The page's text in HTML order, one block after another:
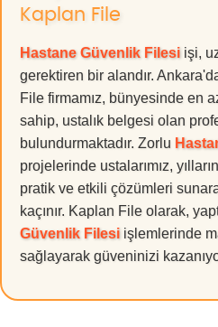
Kaplan File
Hastane Güvenlik Filesi işi,
gerektiren bir alandır.
File firmamız, bünyesinde en
sahip, ustalık belgesi olan
bulundurmaktadır. Zorlu
projelerinde ustalarımız,
pratik ve etkili çözümleri
kaçınır. Kaplan File olarak,
Güvenlik Filesi işlemlerinde
sağlayarak güveninizi